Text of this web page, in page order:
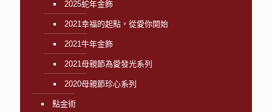
2025蛇年金飾
2021幸福的起點，從愛你開始
2021牛年金飾
2021母親節為愛發光系列
2020母親節珍心系列
點金術